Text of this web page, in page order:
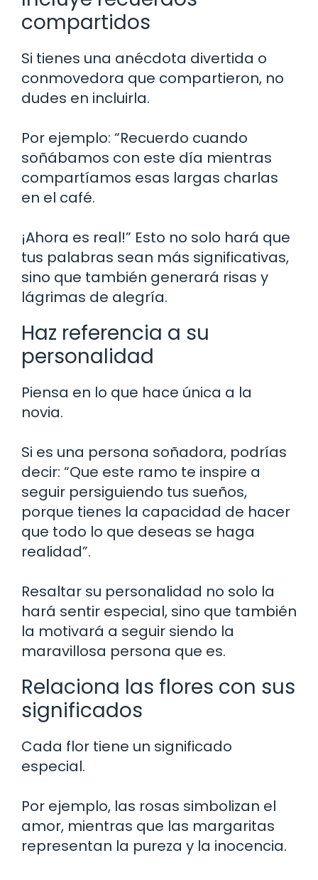
compartidos
Si tienes una anécdota divertida o
conmovedora que compartieron, no
dudes en incluirla.
Por ejemplo: “Recuerdo cuando
soñábamos con este día mientras
compartíamos esas largas charlas
en el café.
¡Ahora es real!” Esto no solo hará que
tus palabras sean más significativas,
sino que también generará risas y
lágrimas de alegría.
Haz referencia a su
personalidad
Piensa en lo que hace única a la
novia.
Si es una persona soñadora, podrías
decir: “Que este ramo te inspire a
seguir persiguiendo tus sueños,
porque tienes la capacidad de hacer
que todo lo que deseas se haga
realidad”.
Resaltar su personalidad no solo la
hará sentir especial, sino que también
la motivará a seguir siendo la
maravillosa persona que es.
Relaciona las flores con sus
significados
Cada flor tiene un significado
especial.
Por ejemplo, las rosas simbolizan el
amor, mientras que las margaritas
representan la pureza y la inocencia.